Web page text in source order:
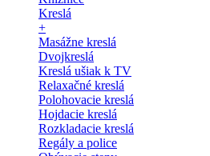
Kreslá
+
Masážne kreslá
Dvojkreslá
Kreslá ušiak k TV
Relaxačné kreslá
Polohovacie kreslá
Hojdacie kreslá
Rozkladacie kreslá
Regály a police